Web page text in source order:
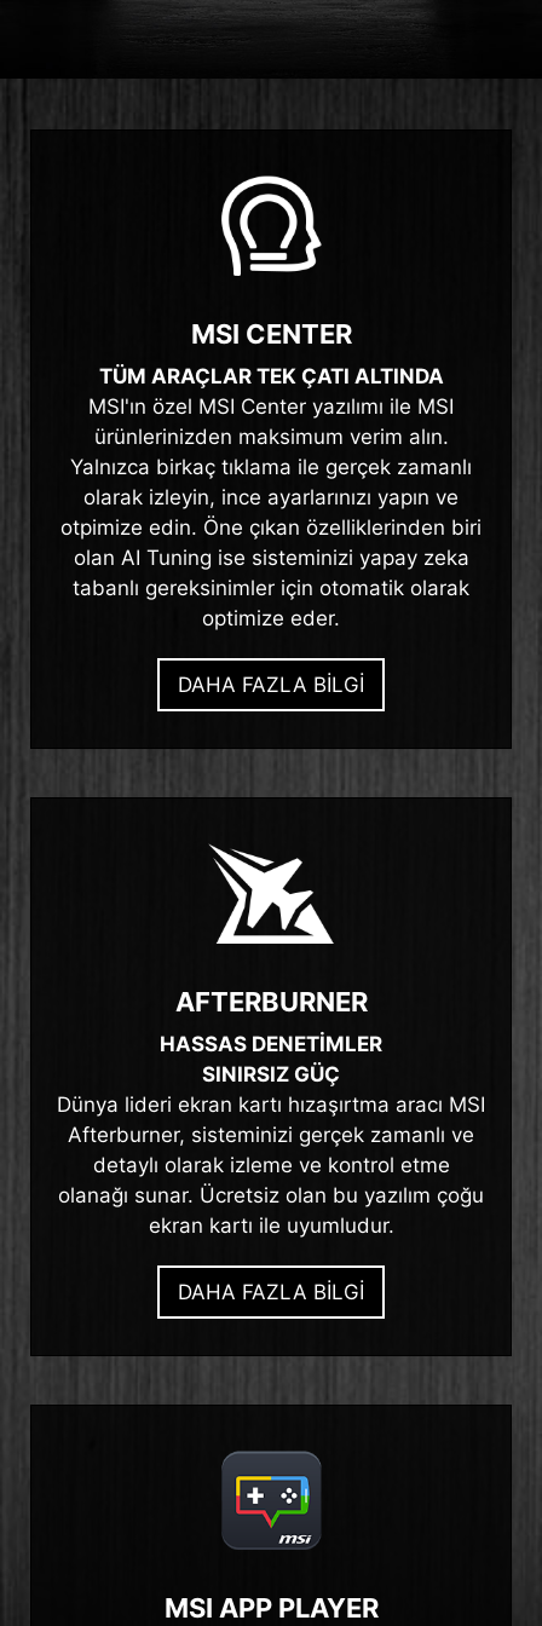
MSI CENTER
TÜM ARAÇLAR TEK ÇATI ALTINDA
MSI'ın özel MSI Center yazılımı ile MSI
ürünlerinizden maksimum verim alın.
Yalnızca birkaç tıklama ile gerçek zamanlı
olarak izleyin, ince ayarlarınızı yapın ve
otpimize edin. Öne çıkan özelliklerinden biri
olan AI Tuning ise sisteminizi yapay zeka
tabanlı gereksinimler için otomatik olarak
optimize eder.
DAHA FAZLA BİLGİ
AFTERBURNER
HASSAS DENETİMLER
SINIRSIZ GÜÇ
Dünya lideri ekran kartı hızaşırtma aracı MSI
Afterburner, sisteminizi gerçek zamanlı ve
detaylı olarak izleme ve kontrol etme
olanağı sunar. Ücretsiz olan bu yazılım çoğu
ekran kartı ile uyumludur.
DAHA FAZLA BİLGİ
MSI APP PLAYER